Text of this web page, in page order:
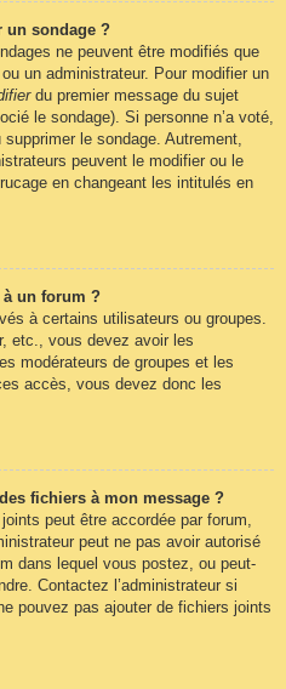
un sondage ?
ne peuvent être modifiés que
un administrateur. Pour modifier un
du premier message du sujet
le sondage). Si personne n’a voté,
supprimer le sondage. Autrement,
peuvent le modifier ou le
en changeant les intitulés en
à un forum ?
à certains utilisateurs ou groupes.
etc., vous devez avoir les
modérateurs de groupes et les
accès, vous devez donc les
fichiers à mon message ?
peut être accordée par forum,
peut ne pas avoir autorisé
dans lequel vous postez, ou peut-
Contactez l’administrateur si
pouvez pas ajouter de fichiers joints